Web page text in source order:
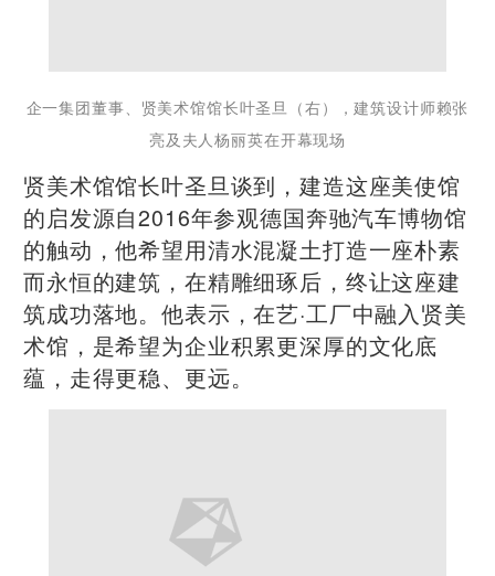
企一集团董事、贤美术馆馆长叶圣旦（右），建筑设计师赖张
亮及夫人杨丽英在开幕现场
贤美术馆馆长叶圣旦谈到，建造这座美使馆
的启发源自2016年参观德国奔驰汽车博物馆
的触动，他希望用清水混凝土打造一座朴素
而永恒的建筑，在精雕细琢后，终让这座建
筑成功落地。他表示，在艺·工厂中融入贤美
术馆，是希望为企业积累更深厚的文化底
蕴，走得更稳、更远。